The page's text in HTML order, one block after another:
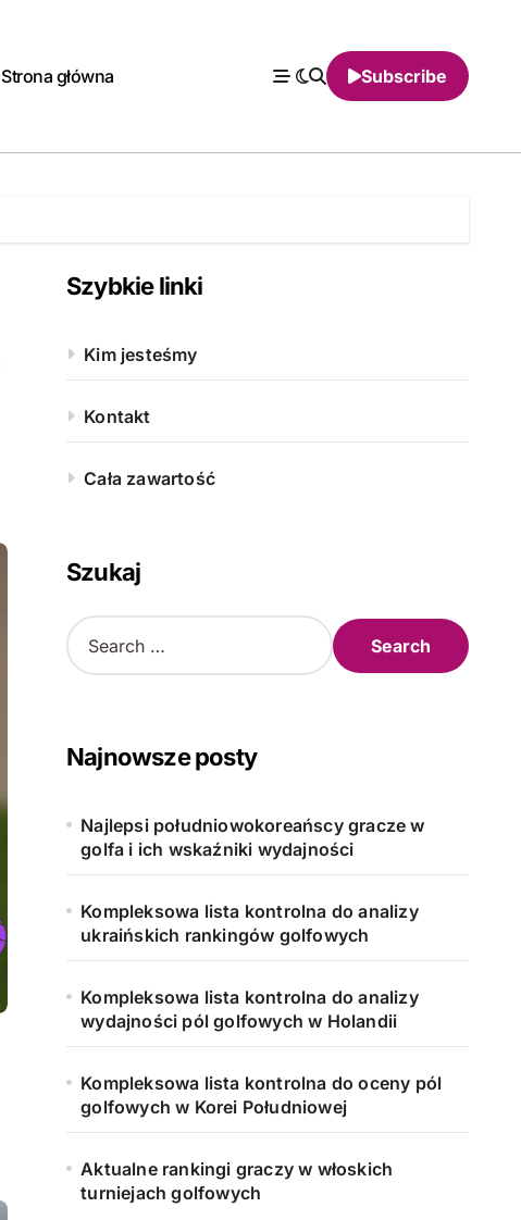
Strona główna Subscribe
Szybkie linki
Kim jesteśmy
Kontakt
Cała zawartość
Szukaj
S
e
h
f
r
Najnowsze posty
Najlepsi południowokoreańscy gracze w
golfa i ich wskaźniki wydajności
Kompleksowa lista kontrolna do analizy
ukraińskich rankingów golfowych
Kompleksowa lista kontrolna do analizy
wydajności pól golfowych w Holandii
Kompleksowa lista kontrolna do oceny pól
golfowych w Korei Południowej
Aktualne rankingi graczy w włoskich
turniejach golfowych